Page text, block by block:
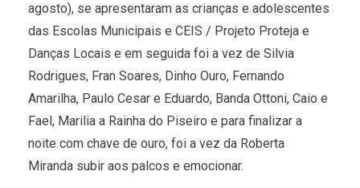
agosto), se apresentaram as crianças e adolescentes
das Escolas Municipais e CEIS / Projeto Proteja e
Danças Locais e em seguida foi a vez de Silvia
Rodrigues, Fran Soares, Dinho Ouro, Fernando
Amarilha, Paulo Cesar e Eduardo, Banda Ottoni, Caio e
Fael, Marilia a Rainha do Piseiro e para finalizar a
noite com chave de ouro, foi a vez da Roberta
Miranda subir aos palcos e emocionar.